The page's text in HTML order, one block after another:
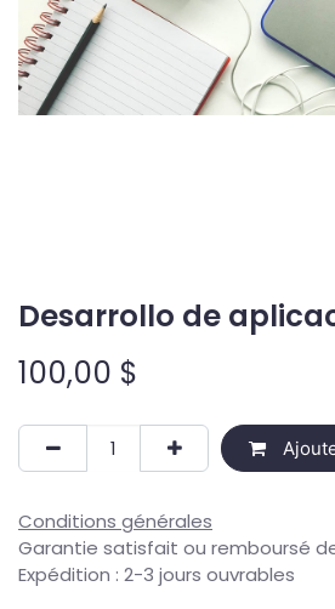
Desarrollo de
100,00 $
Conditions générales
Garantie satisfait ou remboursé
Expédition : 2-3 jours ouvrables